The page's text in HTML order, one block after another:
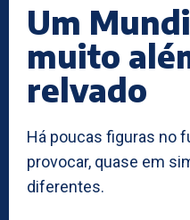
Um
muito
relvado
Há poucas figuras no
provocar, quase em
diferentes.